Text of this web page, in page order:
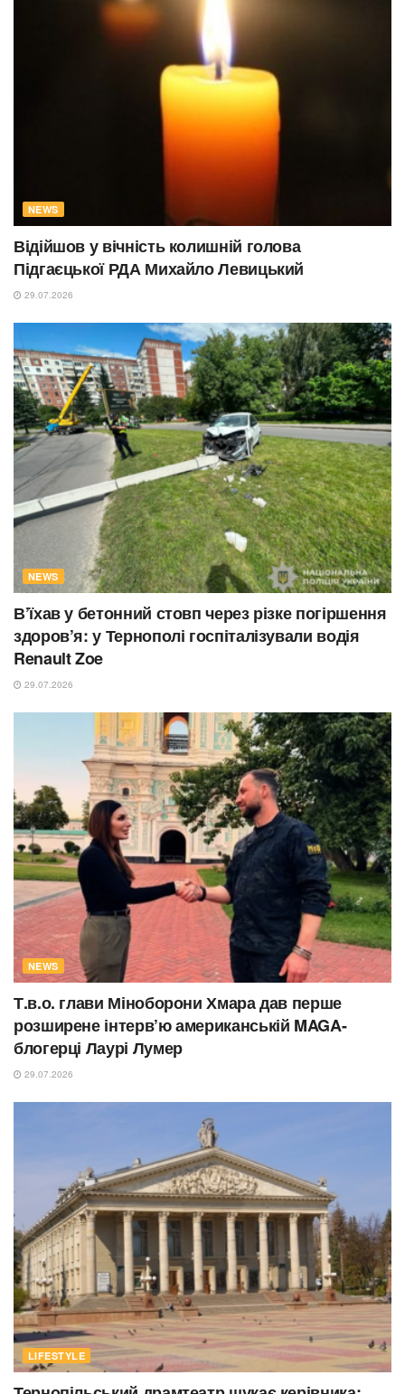
NEWS
Відійшов у вічність колишній голова
Підгаєцької РДА Михайло Левицький
29.07.2026
NEWS
В’їхав у бетонний стовп через різке погіршення
здоров’я: у Тернополі госпіталізували водія
Renault Zoe
29.07.2026
NEWS
Т.в.о. глави Міноборони Хмара дав перше
розширене інтерв’ю американській MAGA-
блогерці Лаурі Лумер
29.07.2026
LIFESTYLE